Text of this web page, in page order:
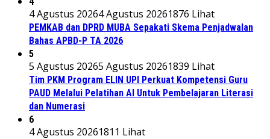
4 Agustus 20264 Agustus 20261876 Lihat
PEMKAB dan DPRD MUBA Sepakati Skema Penjadwalan
Bahas APBD-P TA 2026
5
5 Agustus 20265 Agustus 20261839 Lihat
Tim PKM Program ELIN UPI Perkuat Kompetensi Guru
PAUD Melalui Pelatihan AI Untuk Pembelajaran Literasi
dan Numerasi
6
4 Agustus 20261811 Lihat